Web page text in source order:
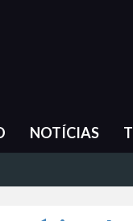
NOTÍCIAS